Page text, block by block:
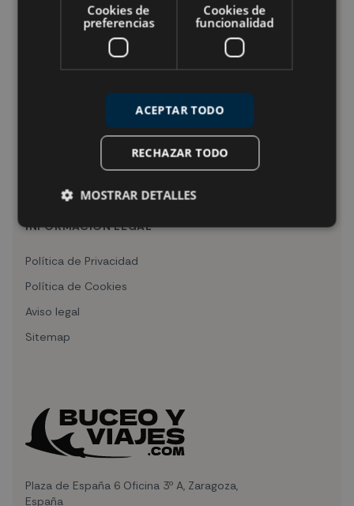
Quiénes somos
INFORMACIÓN LEGAL
Política de Privacidad
Política de Cookies
Aviso legal
Sitemap
Plaza de España 6 Oficina 3º A, Zaragoza,
España
Cookies de
preferencias
Cookies de
funcionalidad
ACEPTAR TODO
RECHAZAR TODO
MOSTRAR DETALLES